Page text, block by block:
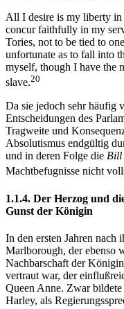
All I desire is my liberty in
concur faithfully in my
Tories, not to be tied to
unfortunate as to fall into
myself, though I have the
slave.20
Da sie jedoch sehr häufig
Entscheidungen des
Tragweite und
Absolutismus endgültig
und in deren Folge die Bill
Machtbefugnisse nicht
1.1.4. Der Herzog und
Gunst der Königin
In den ersten Jahren
Marlborough, der ebenso
Nachbarschaft der
vertraut war, der
Queen Anne. Zwar
Harley, als